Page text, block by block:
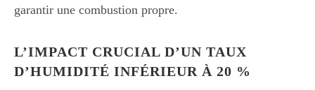
garantir une combustion propre.
L’IMPACT CRUCIAL D’UN TAUX
D’HUMIDITÉ INFÉRIEUR À 20 %